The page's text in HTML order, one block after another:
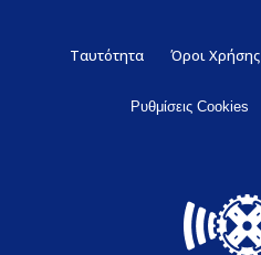
Ταυτότητα Όροι Χρήσης
Ρυθμίσεις Cookies